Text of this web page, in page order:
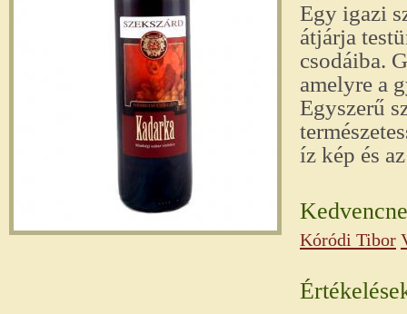
Egy igazi
átjárja
csodáiba.
amelyre a
Egyszerű
íz kép és
Kóródi Tibor